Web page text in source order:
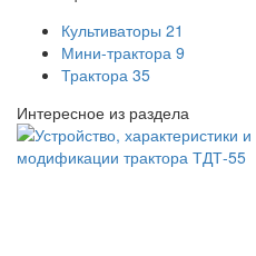
Культиваторы 21
Мини-трактора 9
Трактора 35
Интересное из раздела